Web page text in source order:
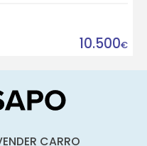
10.500€
CARRO